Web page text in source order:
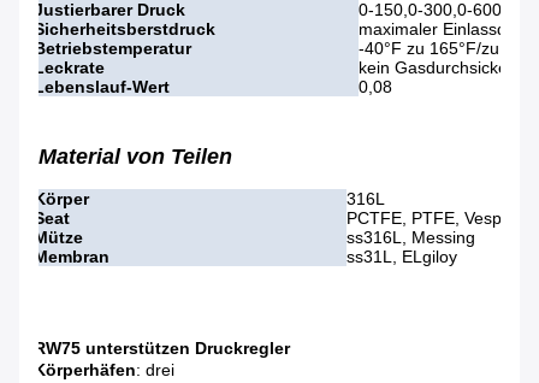
Justierbarer Druck
0-150,0-300,0-600,0-
Sicherheitsberstdruck
maximaler
Betriebstemperatur
-40°F zu 165°F/zu -
Leckrate
kein Gasdurchsickern
Lebenslauf-Wert
0,08
Material von Teilen
Körper
316L
Seat
PCTFE, PTFE, Vespel
Mütze
ss316L, Messing
Membran
ss31L, ELgiloy
RW75 unterstützen Druckregler
Körperhäfen: drei